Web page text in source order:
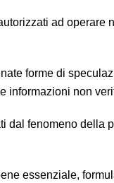
ad operare
forme di
informazioni non
dal fenomeno della
essenziale,